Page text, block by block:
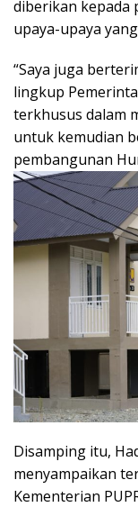
diberikan kepada
upaya-upaya
“Saya juga
lingkup
terkhusus dalam
untuk kemudian
pembangunan
Disamping itu,
menyampaikan
Kementerian